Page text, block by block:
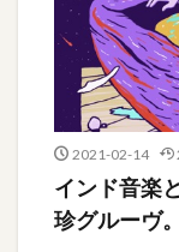
2021-02-14
インド音楽
珍グルーヴ